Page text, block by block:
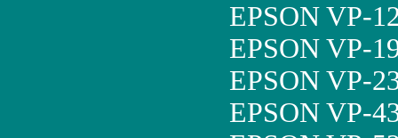
EPSON VP-
EPSON VP-
EPSON VP-
EPSON VP-